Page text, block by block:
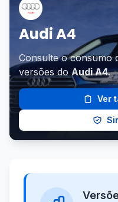
Audi A4
Consulte o consumo
versões do Audi A4.
Ver